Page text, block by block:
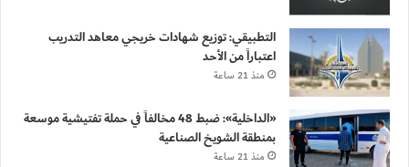
التطبيقي: توزيع شهادات خريجي معاهد التدريب
اعتباراً من الأحد
منذ 21 ساعة
«الداخلية»: ضبط 48 مخالفاً في حملة تفتيشية موسعة
بمنطقة الشويخ الصناعية
منذ 21 ساعة